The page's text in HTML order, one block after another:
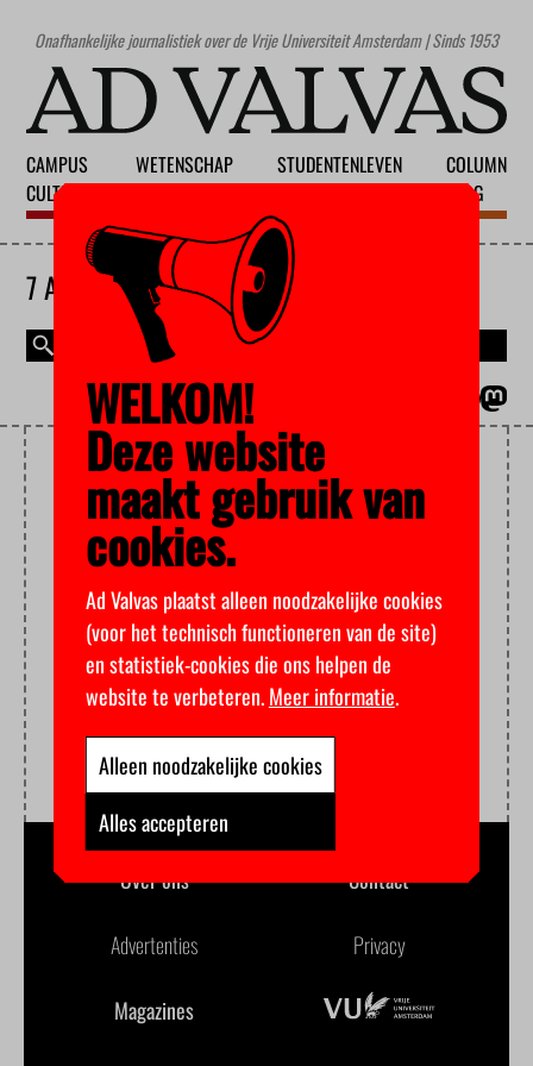
Onafhankelijke journalistiek over de Vrije Universiteit Amsterdam | Sinds 1953
CAMPUS
CULTUUR
WETENSCHAP
STUDENTENLEVEN
COLUMN
BLOG
7 AUGUSTUS 2026
INKOMSTEN
Over ons Contact
Advertenties Privacy
Magazines
WELKOM!
Deze website
maakt gebruik van
cookies.
Ad Valvas plaatst alleen noodzakelijke cookies
(voor het technisch functioneren van de site)
en statistiek-cookies die ons helpen de
website te verbeteren.Meer informatie.
Alleen noodzakelijke cookies
Alles accepteren